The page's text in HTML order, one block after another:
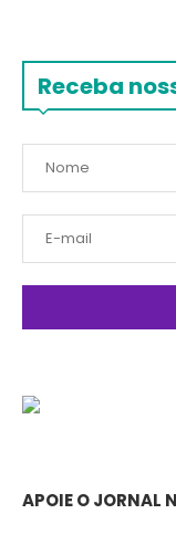
Receba
APOIE O JORNAL